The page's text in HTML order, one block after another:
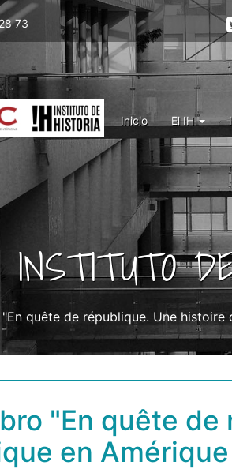
73
Menu
IH
Inicio El IH
INSTITUTO
quête de république. Une
"En quête
en